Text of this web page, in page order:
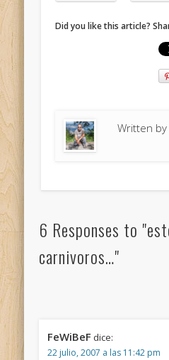
Did you like this article?
Written by
6 Responses to
carnivoros…"
FeWiBeF dice:
22 julio, 2007 a las 11:42 pm